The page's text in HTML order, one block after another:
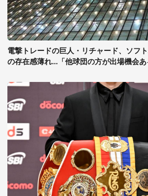
電撃トレードの巨人・リチャード、ソフ
の存在感薄れ...「他球団の方が出場機会